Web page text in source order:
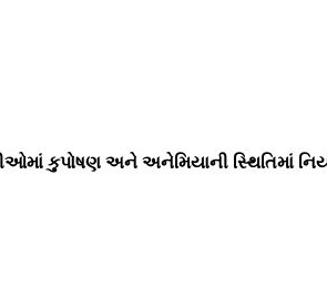
કુપોષણ અને અનેમિયાની સ્થિતિમાં